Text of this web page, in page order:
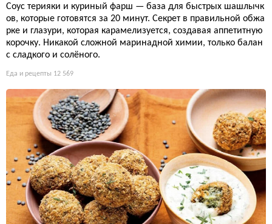
Соус терияки и куриный фарш — база для быстрых шашлычк
ов, которые готовятся за 20 минут. Секрет в правильной обжа
рке и глазури, которая карамелизуется, создавая аппетитную
корочку. Никакой сложной маринадной химии, только балан
с сладкого и солёного.
Еда и рецепты 12 569